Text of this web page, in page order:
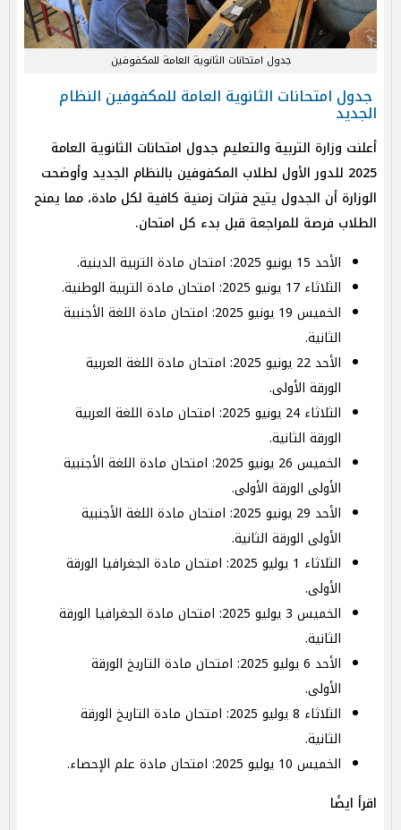
جدول امتحانات الثانوية العامة للمكفوفين
جدول امتحانات الثانوية العامة للمكفوفين النظام
الجديد
أعلنت وزارة التربية والتعليم جدول امتحانات الثانوية العامة
2025 للدور الأول لطلاب المكفوفين بالنظام الجديد وأوضحت
الوزارة أن الجدول يتيح فترات زمنية كافية لكل مادة، مما يمنح
الطلاب فرصة للمراجعة قبل بدء كل امتحان.
الأحد 15 يونيو 2025: امتحان مادة التربية الدينية.
الثلاثاء 17 يونيو 2025: امتحان مادة التربية الوطنية.
الخميس 19 يونيو 2025: امتحان مادة اللغة الأجنبية
الثانية.
الأحد 22 يونيو 2025: امتحان مادة اللغة العربية
الورقة الأولى.
الثلاثاء 24 يونيو 2025: امتحان مادة اللغة العربية
الورقة الثانية.
الخميس 26 يونيو 2025: امتحان مادة اللغة الأجنبية
الأولى الورقة الأولى.
الأحد 29 يونيو 2025: امتحان مادة اللغة الأجنبية
الأولى الورقة الثانية.
الثلاثاء 1 يوليو 2025: امتحان مادة الجغرافيا الورقة
الأولى.
الخميس 3 يوليو 2025: امتحان مادة الجغرافيا الورقة
الثانية.
الأحد 6 يوليو 2025: امتحان مادة التاريخ الورقة
الأولى.
الثلاثاء 8 يوليو 2025: امتحان مادة التاريخ الورقة
الثانية.
الخميس 10 يوليو 2025: امتحان مادة علم الإحصاء.
اقرأ ايضًا